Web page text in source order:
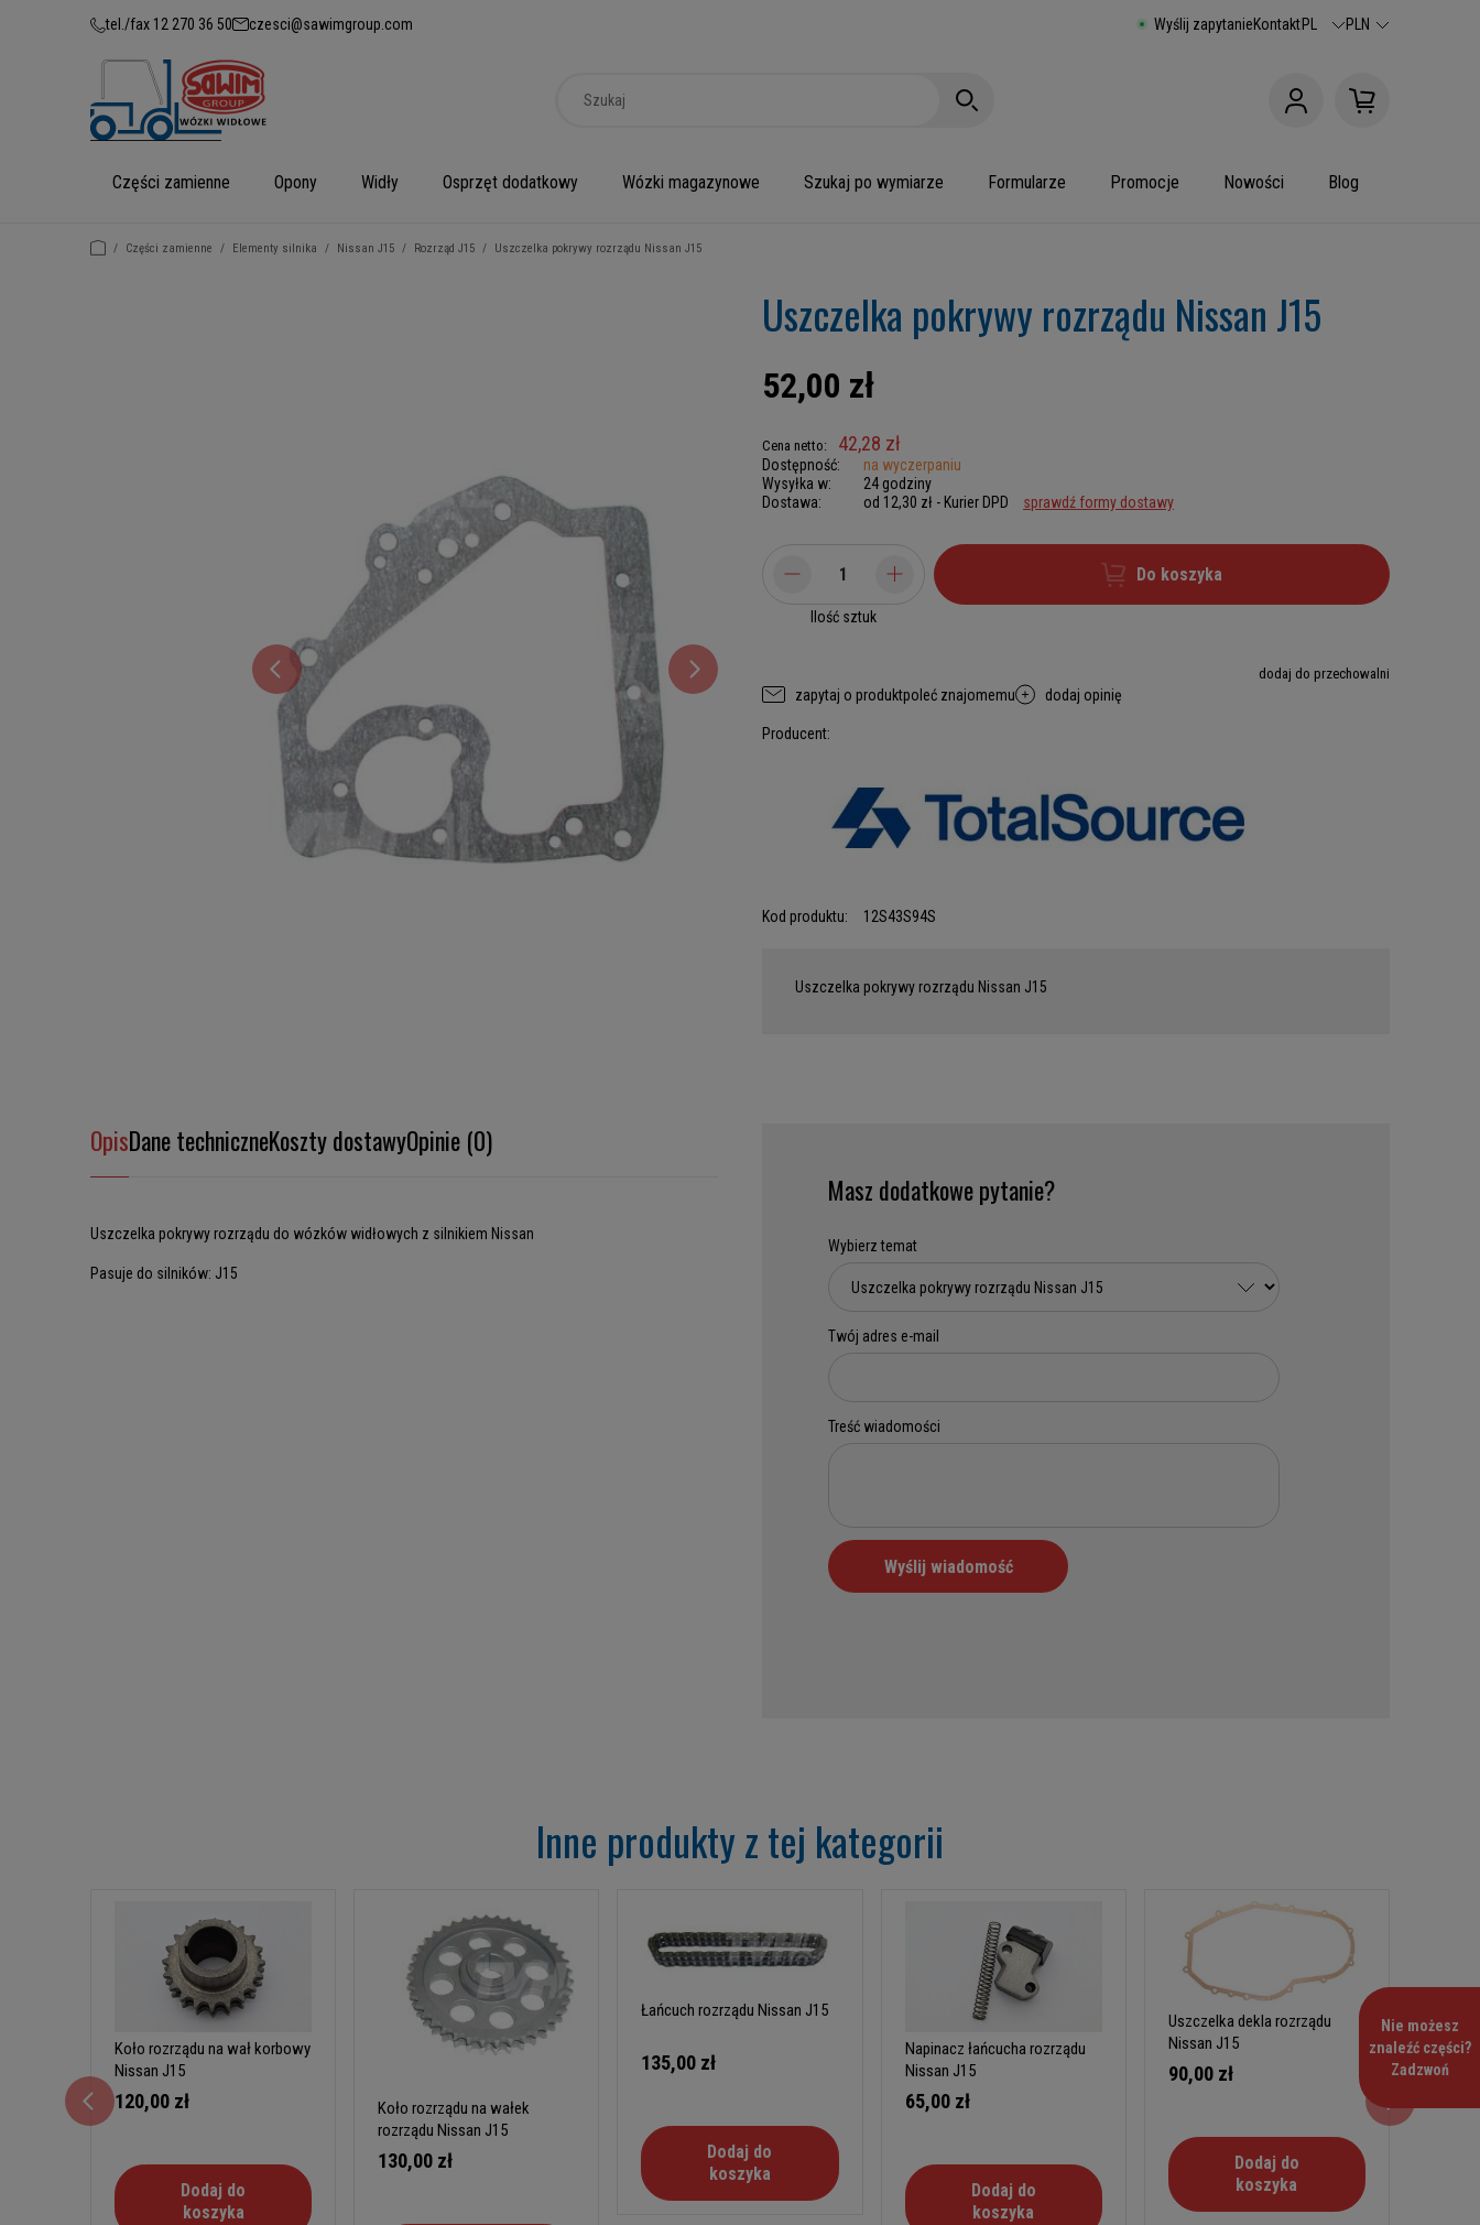
tel./fax 12 270 36 50 czesci@sawimgroup.com Wyślij zapytanieKontaktPL PLN
Części zamienne Opony Widły Osprzęt dodatkowy Wózki magazynowe Szukaj po wymiarze Formularze Promocje Nowości Blog
/ Części zamienne / Elementy silnika / Nissan J15 / Rozrząd J15 / Uszczelka pokrywy rozrządu Nissan J15
Uszczelka pokrywy rozrządu Nissan J15
52,00 zł
Cena netto: 42,28 zł
Dostępność:
na wyczerpaniu
Wysyłka w:
24 godziny
Dostawa:
od 12,30 zł - Kurier DPD sprawdź formy dostawy
Ilość sztuk
Do koszyka
dodaj do przechowalni
zapytaj o produktpoleć znajomemu dodaj opinię
Producent:
Kod produktu: 12S43S94S
Uszczelka pokrywy rozrządu Nissan J15
OpisDane techniczneKoszty dostawyOpinie (0)
Uszczelka pokrywy rozrządu do wózków widłowych z silnikiem Nissan
Pasuje do silników: J15
Masz dodatkowe pytanie?
Inne produkty z tej kategorii
Koło rozrządu na wał korbowy
Nissan J15
120,00 zł
Dodaj do
koszyka
Koło rozrządu na wałek
rozrządu Nissan J15
130,00 zł
Łańcuch rozrządu Nissan J15
135,00 zł
Dodaj do
koszyka
Napinacz łańcucha rozrządu
Nissan J15
65,00 zł
Dodaj do
koszyka
Uszczelka dekla rozrządu
Nissan J15
90,00 zł
Dodaj do
koszyka
Nie możesz
znaleźć części?
Zadzwoń